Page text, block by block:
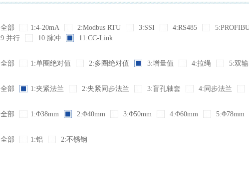
全部 1:4-20mA 2:Modbus RTU 3:SSI 4:RS485
9:并行
10:脉冲 11:CC-Link
全部 1:单圈绝对值 2:多圈绝对值 3:增量值 4:拉绳 5:双
全部 1:夹紧法兰 2:夹紧同步法兰 3:盲孔轴套 4:同步法兰
全部 1:Φ38mm 2:Φ40mm 3:Φ50mm 4:Φ60mm 5:Φ78mm
全部 1:铝 2:不锈钢